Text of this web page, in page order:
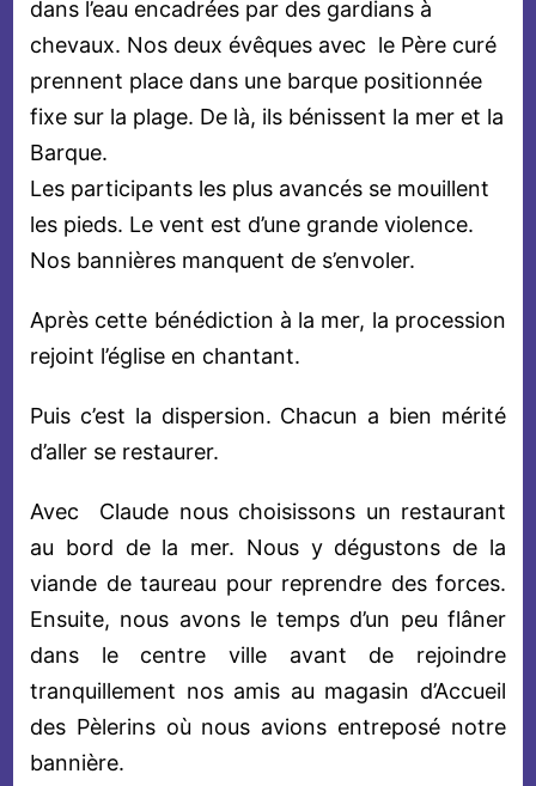
dans l’eau encadrées par des gardians à
chevaux. Nos deux évêques avec le Père curé
prennent place dans une barque positionnée
fixe sur la plage. De là, ils bénissent la mer et la
Barque.
Les participants les plus avancés se mouillent
les pieds. Le vent est d’une grande violence.
Nos bannières manquent de s’envoler.
Après cette bénédiction à la mer, la procession
rejoint l’église en chantant.
Puis c’est la dispersion. Chacun a bien mérité
d’aller se restaurer.
Avec Claude nous choisissons un restaurant
au bord de la mer. Nous y dégustons de la
viande de taureau pour reprendre des forces.
Ensuite, nous avons le temps d’un peu flâner
dans le centre ville avant de rejoindre
tranquillement nos amis au magasin d’Accueil
des Pèlerins où nous avions entreposé notre
bannière.